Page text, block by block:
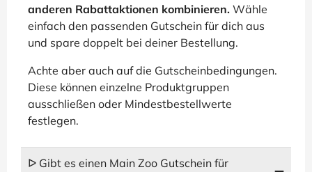
anderen Rabattaktionen kombinieren. Wähle
einfach den passenden Gutschein für dich aus
und spare doppelt bei deiner Bestellung.
Achte aber auch auf die Gutscheinbedingungen.
Diese können einzelne Produktgruppen
ausschließen oder Mindestbestellwerte
festlegen.
ᐅ Gibt es einen Main Zoo Gutschein für